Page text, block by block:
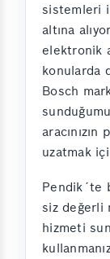
sistemleri
altına
elektronik
konularda
Bosch
uzatmak
Pendik´te
siz değerli
hizmeti